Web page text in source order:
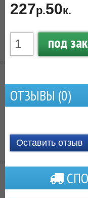
227р.50к.
под
ОТЗЫВЫ (0)
Оставить отзыв